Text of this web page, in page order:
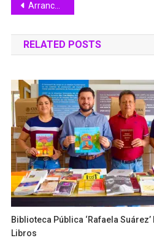
Navegación
de
entradas
Arranca Secretaría de Educación Colecta Teletón Manzanillo 2023 en la UTeM
RELATED POSTS
Biblioteca Pública ‘Rafaela
Libros